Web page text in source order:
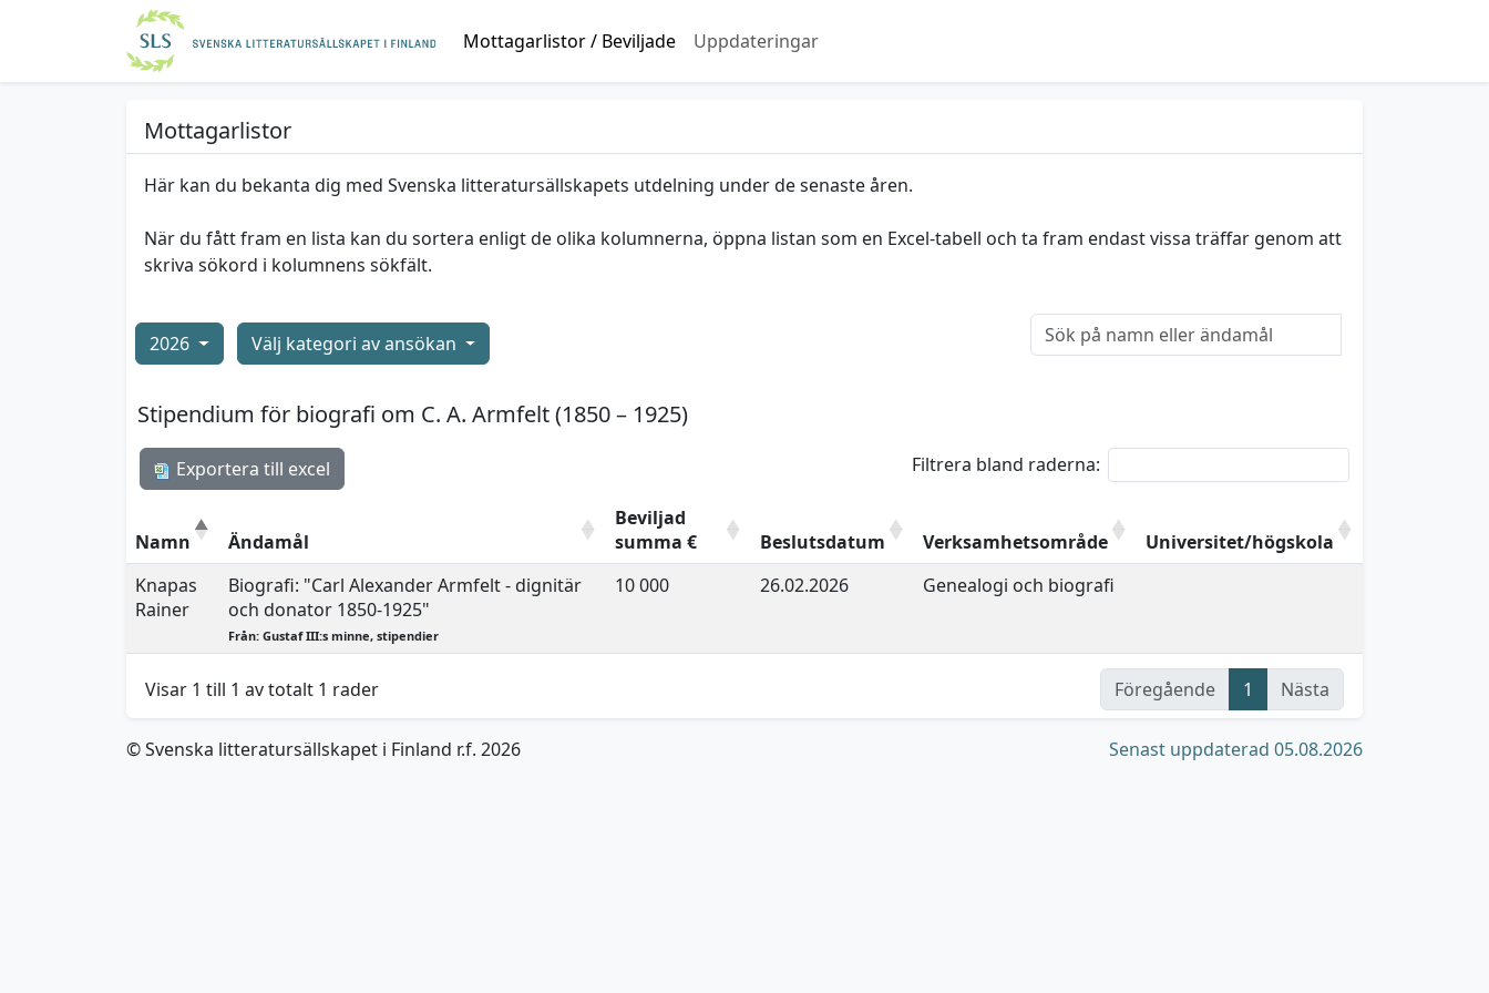
Mottagarlistor / Beviljade Uppdateringar
Mottagarlistor
Här kan du bekanta dig med Svenska litteratursällskapets utdelning under de senaste åren.
När du fått fram en lista kan du sortera enligt de olika kolumnerna, öppna listan som en Excel-tabell och ta fram endast vissa träffar genom att
skriva sökord i kolumnens sökfält.
2026 Välj kategori av ansökan
Stipendium för biografi om C. A. Armfelt (1850 – 1925)
Exportera till excel Filtrera bland raderna:
Namn Ändamål
Beviljad
summa €
Beslutsdatum Verksamhetsområde
Universitet/högskola
Knapas
Rainer
Biografi: "Carl Alexander Armfelt - dignitär
och donator 1850-1925"
Från: Gustaf III:s minne, stipendier
10 000 26.02.2026 Genealogi och biografi
Visar 1 till 1 av totalt 1 rader Föregående 1 Nästa
© Svenska litteratursällskapet i Finland r.f. 2026 Senast uppdaterad 05.08.2026